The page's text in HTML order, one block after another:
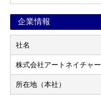
企業情報
社名
株式会社アートネイチャー
所在地（本社）